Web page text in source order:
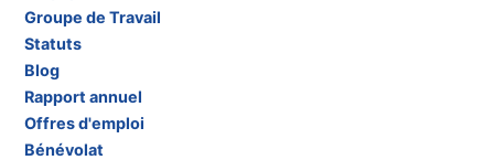
Groupe de Travail
Statuts
Blog
Rapport annuel
Offres d'emploi
Bénévolat